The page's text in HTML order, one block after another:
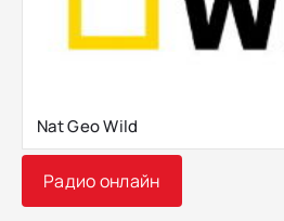
Nat Geo Wild
Радио онлайн